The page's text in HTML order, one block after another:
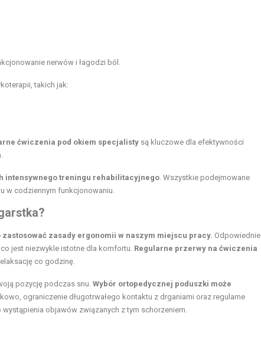
nerwów i łagodzi ból.
takich jak:
ćwiczenia pod okiem specjalisty są kluczowe dla efektywności
intensywnego treningu rehabilitacyjnego. Wszystkie podejmowane
w codziennym funkcjonowaniu.
zasady ergonomii w naszym miejscu pracy. Odpowiednie
jest niezwykle istotne dla komfortu. Regularne przerwy na ćwiczenia
co godzinę.
pozycję podczas snu. Wybór ortopedycznej poduszki może
ograniczenie długotrwałego kontaktu z drganiami oraz regularne
objawów związanych z tym schorzeniem.